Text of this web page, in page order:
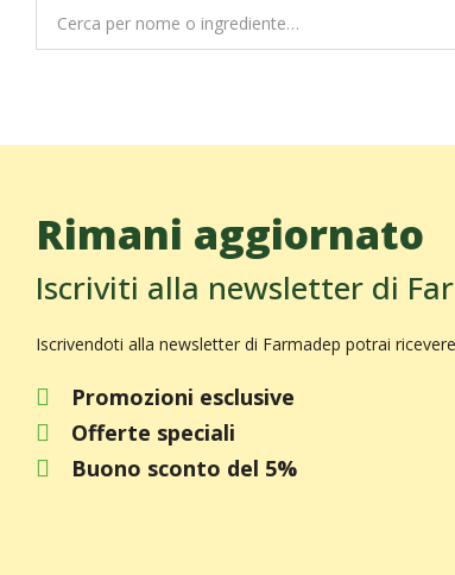
Rimani aggiornato
Iscriviti alla newsletter di
Iscrivendoti alla newsletter di Farmadep potrai
Promozioni esclusive
Offerte speciali
Buono sconto del 5%